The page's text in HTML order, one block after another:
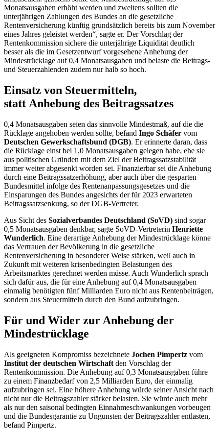
Monatsausgaben erhöht werden und zweitens sollten die
unterjährigen Zahlungen des Bundes an die gesetzliche
Rentenversicherung künftig grundsätzlich bereits bis zum November
eines Jahres geleistet werden“, sagte er. Der Vorschlag der
Rentenkommission sichere die unterjährige Liquidität deutlich
besser als die im Gesetzentwurf vorgesehene Anhebung der
Mindestrücklage auf 0,4 Monatsausgaben und belaste die Beitrags-
und Steuerzahlenden zudem nur halb so hoch.
Einsatz von Steuermitteln,
statt Anhebung des Beitragssatzes
0,4 Monatsausgaben seien das sinnvolle Mindestmaß, auf die die
Rücklage angehoben werden sollte, befand Ingo Schäfer vom
Deutschen Gewerkschaftsbund (DGB). Er erinnerte daran, dass
die Rücklage einst bei 1,0 Monatsausgaben gelegen habe, ehe sie
aus politischen Gründen mit dem Ziel der Beitragssatzstabilität
immer weiter abgesenkt worden sei. Finanzierbar sei die Anhebung
durch eine Beitragssatzerhöhung, aber auch über die gesparten
Bundesmittel infolge des Rentenanpassungsgesetzes und die
Einsparungen des Bundes angesichts der für 2023 erwarteten
Beitragssatzsenkung, so der DGB-Vertreter.
Aus Sicht des Sozialverbandes Deutschland (SoVD) sind sogar
0,5 Monatsausgaben denkbar, sagte SoVD-Vertreterin Henriette
Wunderlich. Eine derartige Anhebung der Mindestrücklage könne
das Vertrauen der Bevölkerung in die gesetzliche
Rentenversicherung in besonderer Weise stärken, weil auch in
Zukunft mit weiteren krisenbedingten Belastungen des
Arbeitsmarktes gerechnet werden müsse. Auch Wunderlich sprach
sich dafür aus, die für eine Anhebung auf 0,4 Monatsausgaben
einmalig benötigten fünf Milliarden Euro nicht aus Rentenbeiträgen,
sondern aus Steuermitteln durch den Bund aufzubringen.
Für und Wider zur Anhebung der
Mindestrücklage
Als geeigneten Kompromiss bezeichnete Jochen Pimpertz vom
Institut der deutschen Wirtschaft den Vorschlag der
Rentenkommission. Die Anhebung auf 0,3 Monatsausgaben führe
zu einem Finanzbedarf von 2,5 Milliarden Euro, der einmalig
aufzubringen sei. Eine höhere Anhebung würde seiner Ansicht nach
nicht nur die Beitragszahler stärker belasten. Sie würde auch mehr
als nur den saisonal bedingten Einnahmeschwankungen vorbeugen
und die Bundesgarantie zu Ungunsten der Beitragszahler entlasten,
befand Pimpertz.